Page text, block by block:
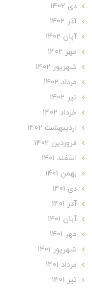
دی 1402
آذر 1402
آبان 1402
مهر 1402
شهریور 1402
مرداد 1402
تير 1402
خرداد 1402
ارديبهشت 1402
فروردین 1402
اسفند 1401
بهمن 1401
دی 1401
آذر 1401
آبان 1401
مهر 1401
شهریور 1401
مرداد 1401
تير 1401